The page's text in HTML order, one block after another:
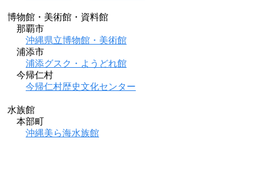
博物館・美術館・資料館
那覇市
沖縄県立博物館・美術館
浦添市
浦添グスク・ようどれ館
今帰仁村
今帰仁村歴史文化センター
水族館
本部町
沖縄美ら海水族館